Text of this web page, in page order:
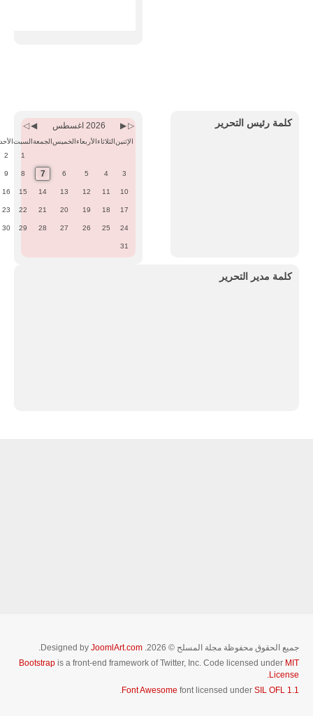
كلمة رئيس التحرير
Month
Year
Month2026 اغسطس
الإثنينالثلاثاءالأربعاءالخميسالجمعةالسبتالأحد
1
2
3
4
5
6
7
8
9
10
11
12
13
14
15
16
17
18
19
20
21
22
23
24
25
26
27
28
29
30
31
كلمة مدير التحرير
جميع الحقوق محفوظة مجلة المسلح © 2026. Designed by JoomlArt.com
.
Bootstrap is a front-end framework of Twitter, Inc. Code licensed under MIT
License.
Font Awesome font licensed under SIL OFL 1.1
.